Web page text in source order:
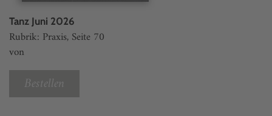
Tanz Juni 2026
Rubrik: Praxis, Seite 70
von
Bestellen